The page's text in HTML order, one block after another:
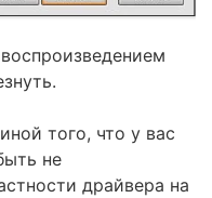
того, что у вас
не
драйвера на